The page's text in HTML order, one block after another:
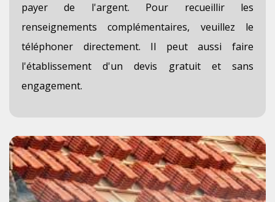
payer de l'argent. Pour recueillir les
renseignements complémentaires, veuillez le
téléphoner directement. Il peut aussi faire
l'établissement d'un devis gratuit et sans
engagement.